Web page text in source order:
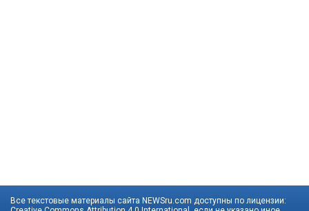
Все текстовые материалы сайта NEWSru.com доступны по лицензии: